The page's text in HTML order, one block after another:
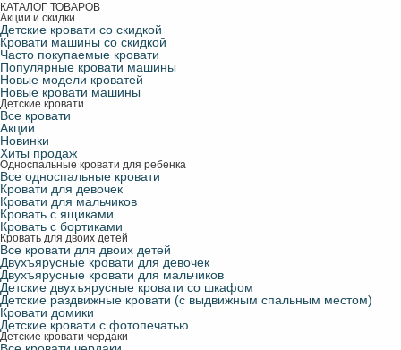
КАТАЛОГ ТОВАРОВ
Акции и скидки
Детские кровати со скидкой
Кровати машины со скидкой
Часто покупаемые кровати
Популярные кровати машины
Новые модели кроватей
Новые кровати машины
Детские кровати
Все кровати
Акции
Новинки
Хиты продаж
Односпальные кровати для ребенка
Все односпальные кровати
Кровати для девочек
Кровати для мальчиков
Кровать с ящиками
Кровать с бортиками
Кровать для двоих детей
Все кровати для двоих детей
Двухъярусные кровати для девочек
Двухъярусные кровати для мальчиков
Детские двухъярусные кровати со шкафом
Детские раздвижные кровати (с выдвижным спальным местом)
Кровати домики
Детские кровати с фотопечатью
Детские кровати чердаки